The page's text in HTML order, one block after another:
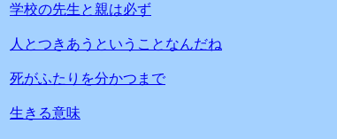
学校の先生と親は必ず
人とつきあうということなんだね
死がふたりを分かつまで
生きる意味